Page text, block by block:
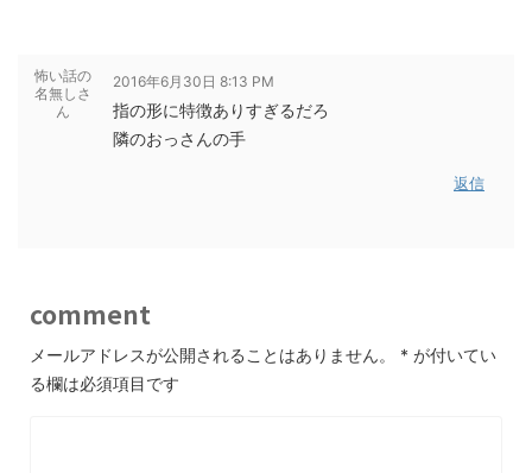
怖い話の
名無しさ
ん
2016年6月30日 8:13 PM
指の形に特徴ありすぎるだろ
隣のおっさんの手
返信
comment
メールアドレスが公開されることはありません。 * が付いてい
る欄は必須項目です